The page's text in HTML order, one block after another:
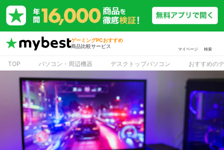
ゲーミングPCおすすめ
商品比較サービス
マイページ 検索
TOP パソコン・周辺機器 デスクトップパソコン おすすめの